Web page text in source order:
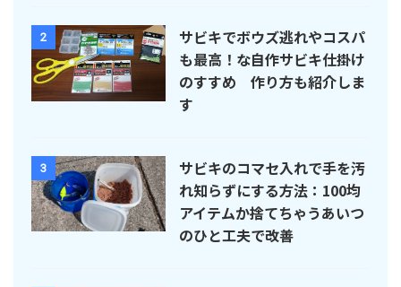
2
サビキでボウズ逃れやコスパ
も最高！な自作サビキ仕掛け
のすすめ 作り方も紹介しま
す
3
サビキのコマセ入れで手を汚
れ知らずにする方法：100均
アイテムか捨てちゃうあいつ
のひと工夫で改善